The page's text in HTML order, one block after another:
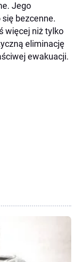
Jego
bezcenne.
więcej niż tylko
eliminację
ewakuacji.